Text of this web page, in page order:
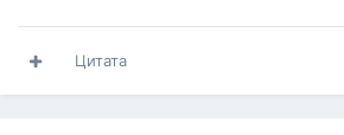
Цитата